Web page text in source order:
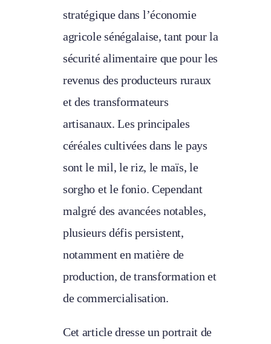
stratégique dans l’économie
agricole sénégalaise, tant pour la
sécurité alimentaire que pour les
revenus des producteurs ruraux
et des transformateurs
artisanaux. Les principales
céréales cultivées dans le pays
sont le mil, le riz, le maïs, le
sorgho et le fonio. Cependant
malgré des avancées notables,
plusieurs défis persistent,
notamment en matière de
production, de transformation et
de commercialisation.
Cet article dresse un portrait de